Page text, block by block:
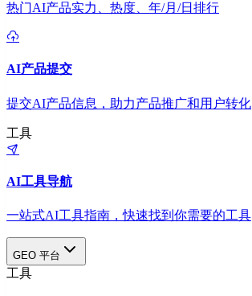
热门AI产品实力、热度、年/月/日排行
AI产品提交
提交AI产品信息，助力产品推广和用户转化
工具
AI工具导航
一站式AI工具指南，快速找到你需要的工具
GEO 平台
工具